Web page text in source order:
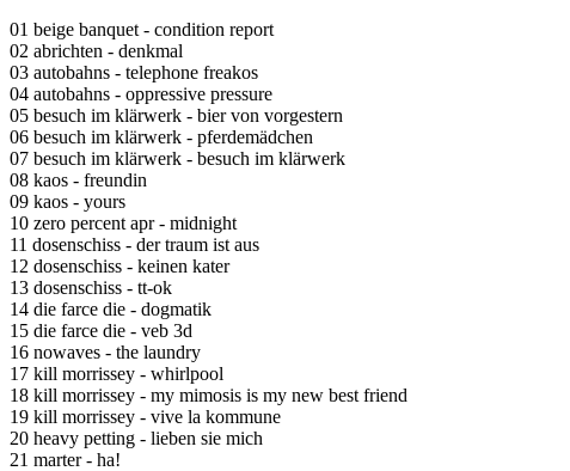
01 beige banquet - condition report
02 abrichten - denkmal
03 autobahns - telephone freakos
04 autobahns - oppressive pressure
05 besuch im klärwerk - bier von vorgestern
06 besuch im klärwerk - pferdemädchen
07 besuch im klärwerk - besuch im klärwerk
08 kaos - freundin
09 kaos - yours
10 zero percent apr - midnight
11 dosenschiss - der traum ist aus
12 dosenschiss - keinen kater
13 dosenschiss - tt-ok
14 die farce die - dogmatik
15 die farce die - veb 3d
16 nowaves - the laundry
17 kill morrissey - whirlpool
18 kill morrissey - my mimosis is my new best friend
19 kill morrissey - vive la kommune
20 heavy petting - lieben sie mich
21 marter - ha!